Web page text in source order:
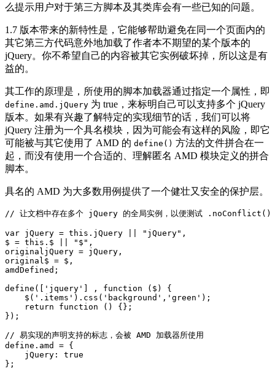
么提示用户对于第三方脚本及其类库会有一些已知的问题。
1.7 版本带来的新特性是，它能够帮助避免在同一个页面内的
其它第三方代码意外地加载了作者本不期望的某个版本的
jQuery。你不希望自己的内容被其它实例破坏掉，所以这是有
益的。
其工作的原理是，所使用的脚本加载器通过指定一个属性，即
define.amd.jQuery 为 true，来标明自己可以支持多个 jQuery
版本。如果有兴趣了解特定的实现细节的话，我们可以将
jQuery 注册为一个具名模块，因为可能会有这样的风险，即它
可能被与其它使用了 AMD 的 define() 方法的文件拼合在一
起，而没有使用一个合适的、理解匿名 AMD 模块定义的拼合
脚本。
具名的 AMD 为大多数用例提供了一个健壮又安全的保护层。
// 让文档中存在多个 jQuery 的全局实例，以便测试 .noConflict()
var jQuery = this.jQuery || "jQuery",
$ = this.$ || "$",
originaljQuery = jQuery,
original$ = $,
amdDefined;
define(['jquery'] , function ($) {
    $('.items').css('background','green');
    return function () {};
});
// 易实现的声明支持的标志，会被 AMD 加载器所使用
define.amd = {
    jQuery: true
};